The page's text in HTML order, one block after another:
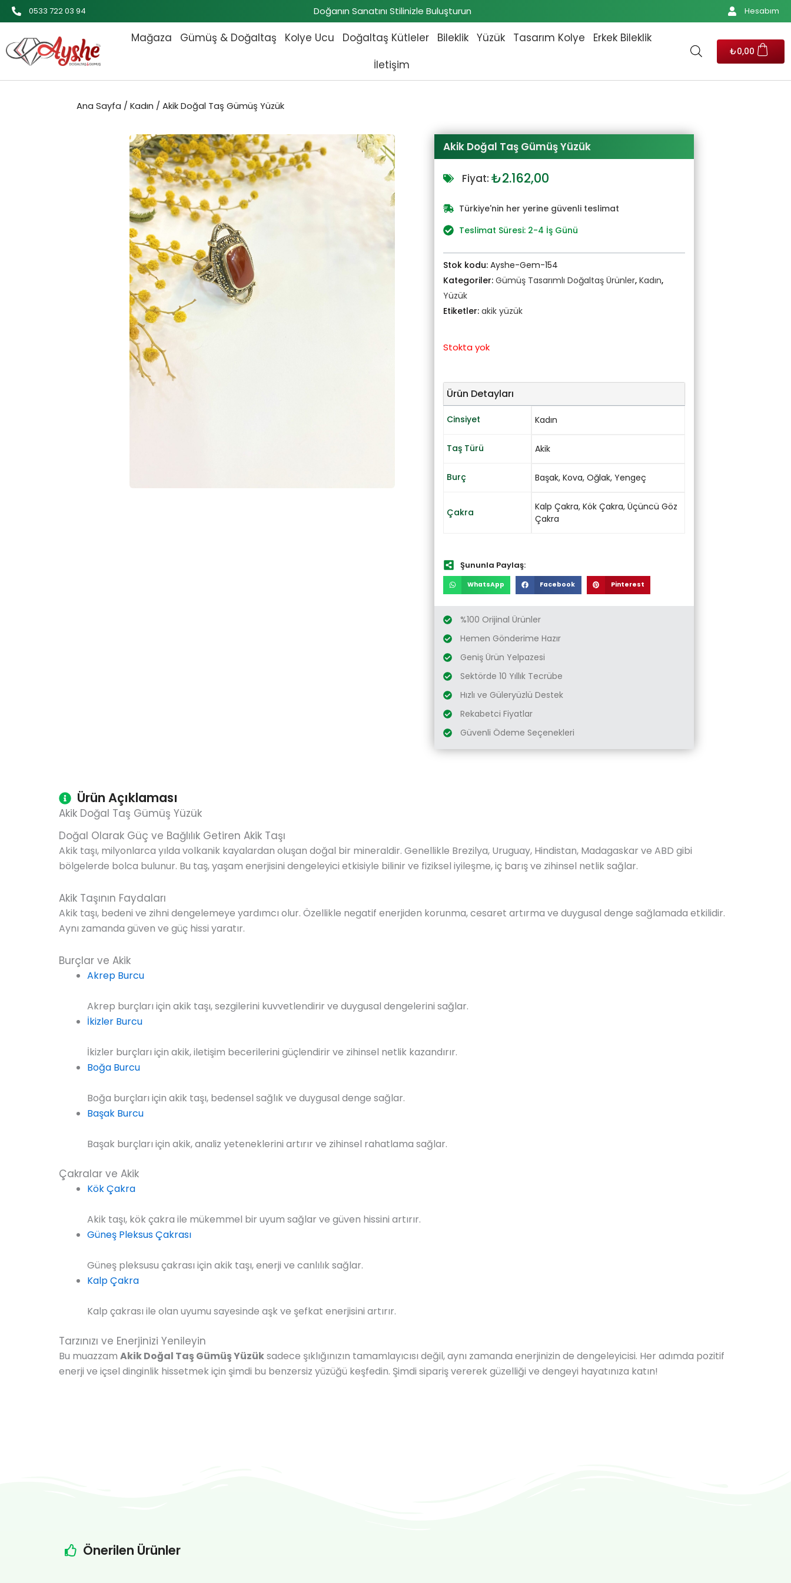
İçeriğe
atla
0533 722 03 94 Doğanın Sanatını Stilinizle Buluşturun Hesabım
Mağaza Gümüş & Doğaltaş Kolye Ucu Doğaltaş Kütleler Bileklik Yüzük Tasarım Kolye
Erkek Bileklik
İletişim
₺0,00
Ana Sayfa / Kadın / Akik Doğal Taş Gümüş Yüzük
Akik Doğal Taş Gümüş Yüzük
Fiyat: Orijinal
₺2.378,00.
₺2.162,00
fiyat:
₺2.162,00.
Türkiye'nin her yerine güvenli teslimat
Teslimat Süresi: 2-4 İş Günü
Stok kodu: Ayshe-Gem-154
Kategoriler: Gümüş Tasarımlı Doğaltaş Ürünler, Kadın,
Yüzük
Etiketler: akik yüzük
Stokta yok
Ürün Detayları
Cinsiyet Kadın
Taş Türü Akik
Burç Başak, Kova, Oğlak, Yengeç
Çakra Kalp Çakra, Kök Çakra, Üçüncü Göz
Çakra
Şununla Paylaş:
WhatsApp Facebook Pinterest
%100 Orijinal Ürünler
Hemen Gönderime Hazır
Geniş Ürün Yelpazesi
Sektörde 10 Yıllık Tecrübe
Hızlı ve Güleryüzlü Destek
Rekabetci Fiyatlar
Güvenli Ödeme Seçenekleri
Ürün Açıklaması
Akik Doğal Taş Gümüş Yüzük
Doğal Olarak Güç ve Bağlılık Getiren Akik Taşı
Akik taşı, milyonlarca yılda volkanik kayalardan oluşan doğal bir mineraldir. Genellikle Brezilya, Uruguay, Hindistan, Madagaskar ve ABD gibi
bölgelerde bolca bulunur. Bu taş, yaşam enerjisini dengeleyici etkisiyle bilinir ve fiziksel iyileşme, iç barış ve zihinsel netlik sağlar.
Akik Taşının Faydaları
Akik taşı, bedeni ve zihni dengelemeye yardımcı olur. Özellikle negatif enerjiden korunma, cesaret artırma ve duygusal denge sağlamada etkilidir.
Aynı zamanda güven ve güç hissi yaratır.
Burçlar ve Akik
Akrep Burcu
Akrep burçları için akik taşı, sezgilerini kuvvetlendirir ve duygusal dengelerini sağlar.
İkizler Burcu
İkizler burçları için akik, iletişim becerilerini güçlendirir ve zihinsel netlik kazandırır.
Boğa Burcu
Boğa burçları için akik taşı, bedensel sağlık ve duygusal denge sağlar.
Başak Burcu
Başak burçları için akik, analiz yeteneklerini artırır ve zihinsel rahatlama sağlar.
Çakralar ve Akik
Kök Çakra
Akik taşı, kök çakra ile mükemmel bir uyum sağlar ve güven hissini artırır.
Güneş Pleksus Çakrası
Güneş pleksusu çakrası için akik taşı, enerji ve canlılık sağlar.
Kalp Çakra
Kalp çakrası ile olan uyumu sayesinde aşk ve şefkat enerjisini artırır.
Tarzınızı ve Enerjinizi Yenileyin
Bu muazzam Akik Doğal Taş Gümüş Yüzüksadece şıklığınızın tamamlayıcısı değil, aynı zamanda enerjinizin de dengeleyicisi. Her adımda pozitif
enerji ve içsel dinginlik hissetmek için şimdi bu benzersiz yüzüğü keşfedin. Şimdi sipariş vererek güzelliği ve dengeyi hayatınıza katın!
Önerilen Ürünler